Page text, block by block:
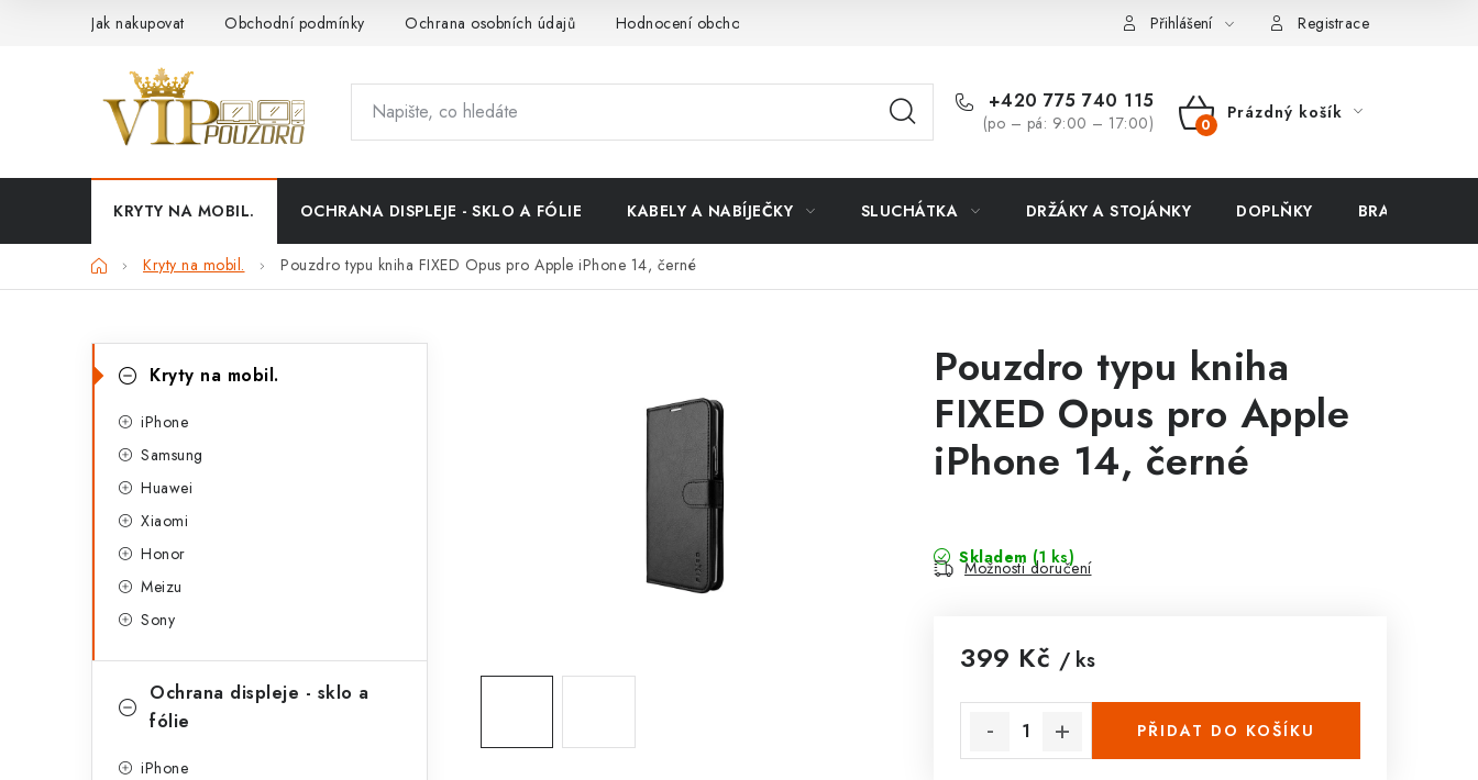
Jak nakupovat Obchodní podmínky Ochrana osobních údajů Hodnocení obchodu Vrácení zboží a reklamace Přihlášení Registrace
+420 775 740 115
(po – pá: 9:00 – 17:00)
NÁKUPNÍ
Prázdný košík
KRYTY NA MOBIL. OCHRANA DISPLEJE - SKLO A FÓLIE KABELY A NABÍJEČKY SLUCHÁTKA DRŽÁKY A STOJÁNKY DOPLŇKY BRAŠNY NA
DomůKryty na mobil. Pouzdro typu kniha FIXED Opus pro Apple iPhone 14, černé
P
n
kategorie
K
a
e
Kryty na mobil.
iPhone
Samsung
Huawei
Xiaomi
Honor
Meizu
Sony
Ochrana displeje - sklo a
fólie
iPhone
Pouzdro typu kniha
FIXED Opus pro Apple
iPhone 14, černé
Skladem (1 ks)
Možnosti doručení
399 Kč / ks
PŘIDAT DO KOŠÍKU